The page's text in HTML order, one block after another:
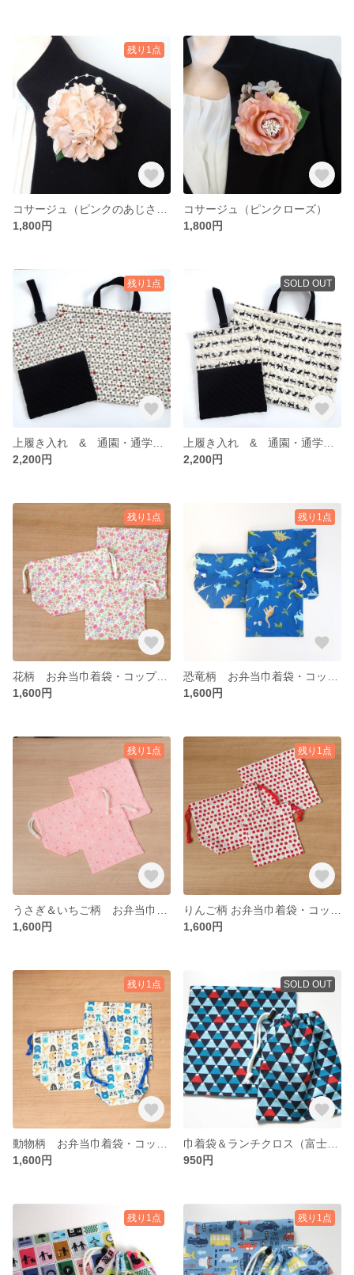
残り1点
1,800円
コサージュ（ピンクローズ）
1,800円
残り1点
2,200円
SOLD OUT
2,200円
残り1点
花柄 お弁当巾着袋・コップ袋・ランチクロス 三点セット
1,600円
残り1点
1,600円
残り1点
1,600円
残り1点
1,600円
残り1点
1,600円
SOLD OUT
950円
残り1点 残り1点